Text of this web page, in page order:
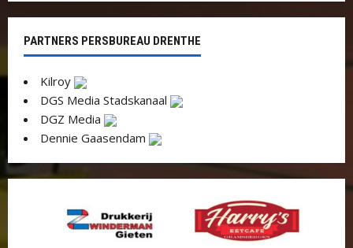
PARTNERS PERSBUREAU DRENTHE
Kilroy
DGS Media Stadskanaal
DGZ Media
Dennie Gaasendam